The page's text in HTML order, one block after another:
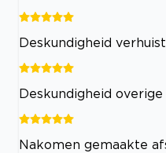
Deskundigheid
Deskundigheid
Nakomen gemaakte